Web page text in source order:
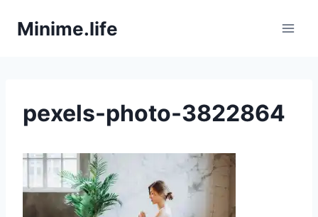
InhaltMinime.life
pexels-photo-3822864